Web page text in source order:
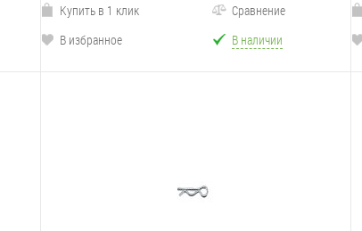
Купить в 1 клик
Сравнение
В избранное
В наличии